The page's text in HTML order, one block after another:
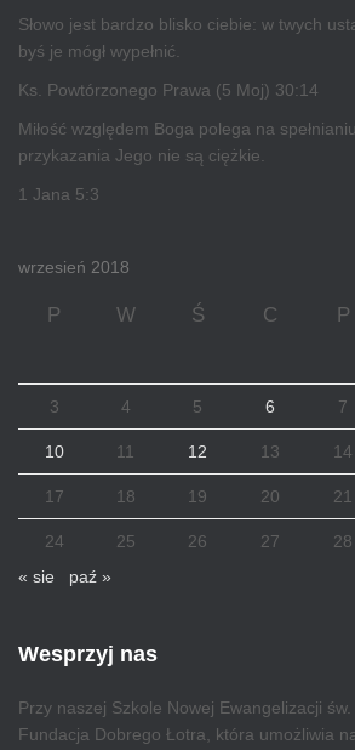
Słowo jest bardzo blisko ciebie: w twych
byś je mógł wypełnić.
Ks. Powtórzonego Prawa (5 Moj) 30:14
Miłość względem Boga polega na
przykazania Jego nie są ciężkie.
1 Jana 5:3
wrzesień 2018
P W Ś C P
3 4 5 6 7
10 11 12 13 14
17 18 19 20 21
24 25 26 27 28
« sie
paź »
Wesprzyj nas
Przy naszej Szkole Nowej Ewangelizacji
Fundacja Dobrego Łotra, która umożliwia